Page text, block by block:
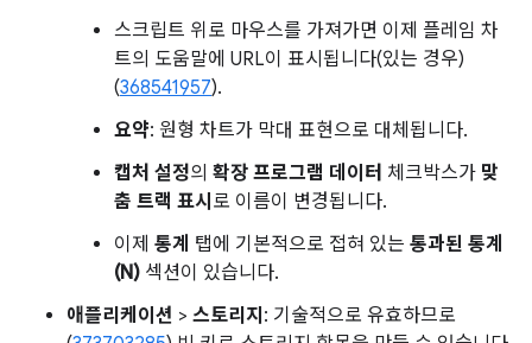
스크립트 위로 마우스를 가져가면 이제 플레임 차
트의 도움말에 URL이 표시됩니다(있는 경우)
(368541957).
요약: 원형 차트가 막대 표현으로 대체됩니다.
캡처 설정의 확장 프로그램 데이터 체크박스가 맞
춤 트랙 표시 로 이름이 변경됩니다.
이제 통계 탭에 기본적으로 접혀 있는 통과된 통계
(N) 섹션이 있습니다.
애플리케이션 > 스토리지 : 기술적으로 유효하므로